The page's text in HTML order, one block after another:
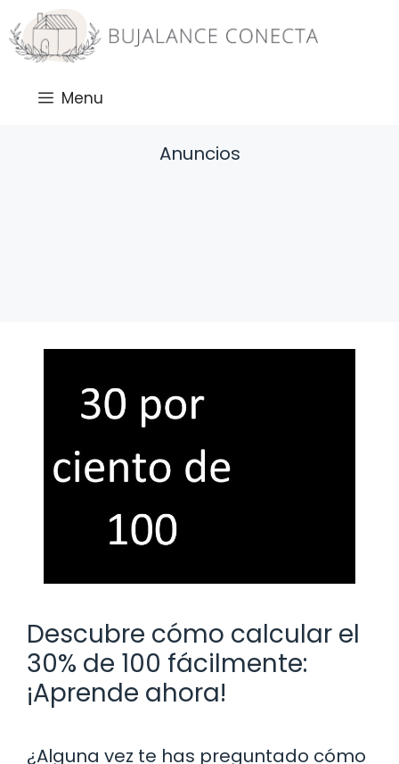
Saltar
al
contenido
Menu
Anuncios
Descubre cómo calcular el
30% de 100 fácilmente:
¡Aprende ahora!
¿Alguna vez te has preguntado cómo